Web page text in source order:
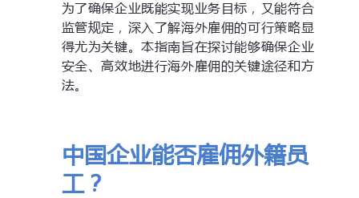
为了确保企业既能实现业务目标，又能符合
监管规定，深入了解海外雇佣的可行策略显
得尤为关键。本指南旨在探讨能够确保企业
安全、高效地进行海外雇佣的关键途径和方
法。
中国企业能否雇佣外籍员
工？